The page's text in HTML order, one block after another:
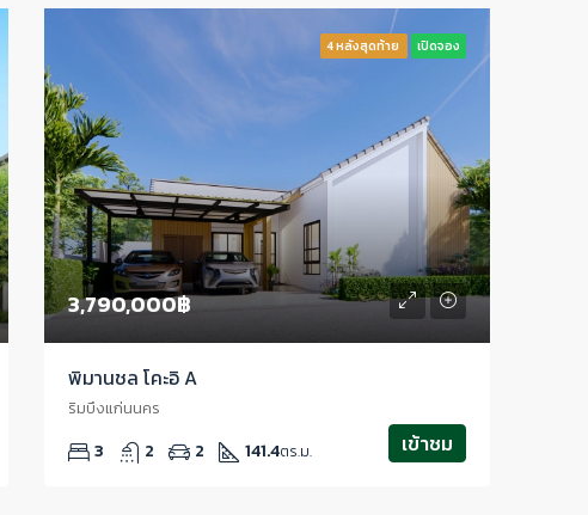
4 หลังสุดท้าย เปิดจอง
3,790,000฿
พิมานชล โคะอิ A
ริมบึงแก่นนคร
3 2 2 141.4ตร.ม. เข้าชม